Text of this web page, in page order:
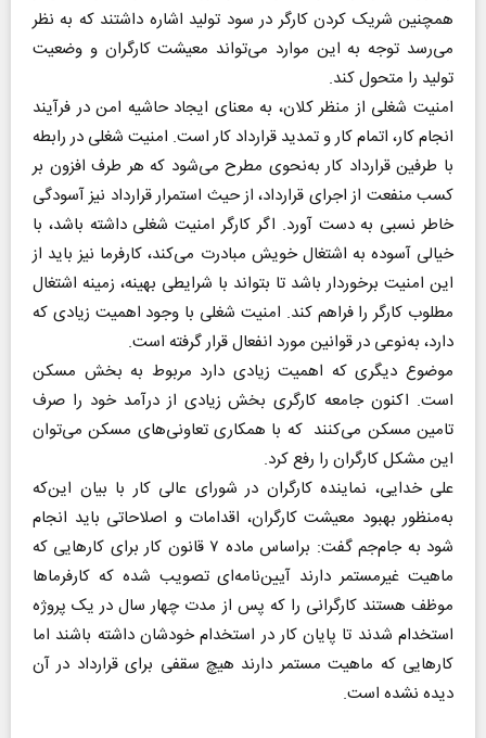
همچنین شریک کردن کارگر در سود تولید اشاره داشتند که به نظر
می‌رسد توجه به این موارد می‌تواند معیشت کارگران و وضعیت
تولید را متحول کند.
​​​​​​​امنیت شغلی از منظر کلان، به معنای ایجاد حاشیه امن در فرآیند
انجام کار، اتمام کار و تمدید قرارداد کار است. امنیت شغلی در رابطه
با طرفین قرارداد کار به‌نحوی مطرح می‌شود که هر طرف افزون ‌بر
کسب منفعت از اجرای قرارداد، از حیث استمرار قرارداد نیز آسودگی
خاطر نسبی به دست آورد. اگر کارگر امنیت شغلی داشته باشد، با
خیالی آسوده به اشتغال خویش مبادرت می‌کند، کارفرما نیز باید از
این امنیت برخوردار باشد تا بتواند با شرایطی بهینه، زمینه اشتغال
مطلوب کارگر را فراهم کند. امنیت شغلی با وجود اهمیت زیادی که
دارد، به‌نوعی در قوانین مورد انفعال قرار گرفته است.
موضوع دیگری که اهمیت زیادی دارد مربوط به بخش مسکن
است. اکنون جامعه کارگری بخش زیادی از درآمد خود را صرف
تامین مسکن می‌کنند که با همکاری تعاونی‌های مسکن می‌توان
این مشکل کارگران را رفع کرد.
علی خدایی، نماینده کارگران در شورای عالی کار با بیان این‌که
به‌منظور بهبود معیشت کارگران، اقدامات و اصلاحاتی باید انجام
شود به جام‌جم گفت: براساس ماده ۷ قانون کار برای کارهایی که
ماهیت غیرمستمر دارند آیین‌نامه‌ای تصویب شده که کارفرماها
موظف هستند کارگرانی را که پس از مدت چهار سال در یک پروژه
استخدام شدند تا پایان کار در استخدام خودشان داشته باشند اما
کارهایی که ماهیت مستمر دارند هیچ سقفی برای قرارداد در آن
دیده نشده است.